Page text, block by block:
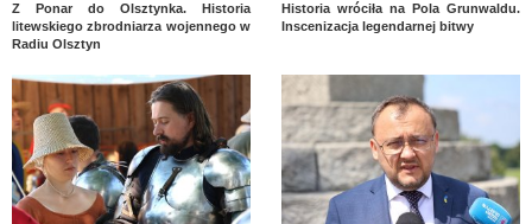
Z Ponar do Olsztynka. Historia
litewskiego zbrodniarza wojennego w
Radiu Olsztyn
Historia wróciła na Pola Grunwaldu.
Inscenizacja legendarnej bitwy